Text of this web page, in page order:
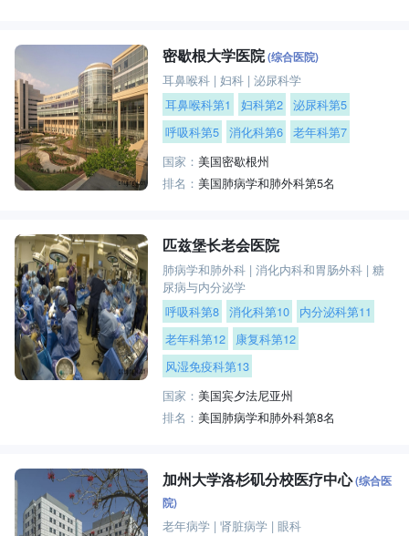
密歇根大学医院(综合医院)
耳鼻喉科 |妇科 |泌尿科学
耳鼻喉科第1
妇科第2 泌尿科第5
呼吸科第5 消化科第6 老年科第7
国家：美国密歇根州
排名：美国肺病学和肺外科第5名
匹兹堡长老会医院
肺病学和肺外科 |消化内科和胃肠外科 |糖
尿病与内分泌学
呼吸科第8 消化科第10
内分泌科第11
老年科第12
康复科第12
风湿免疫科第13
国家：美国宾夕法尼亚州
排名：美国肺病学和肺外科第8名
加州大学洛杉矶分校医疗中心(综合医
院)
老年病学 |肾脏病学 |眼科